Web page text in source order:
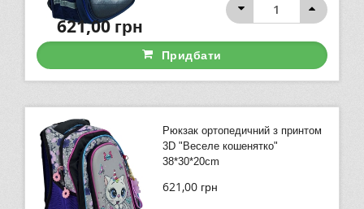
621,00грн
Придбати
Рюкзак ортопедичний з принтом
3D "Веселе кошенятко"
38*30*20cm
621,00 грн